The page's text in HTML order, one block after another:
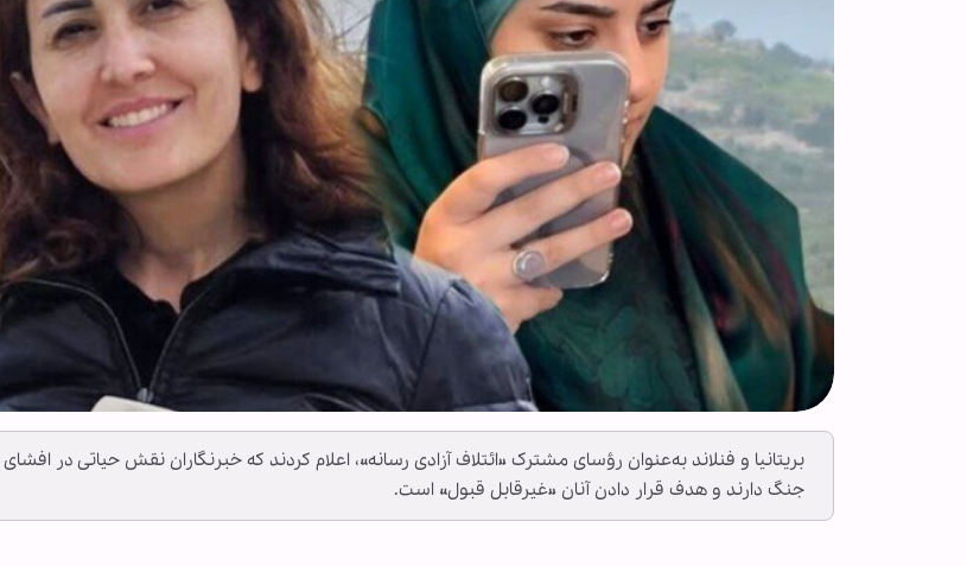
بریتانیا و فنلاند به‌عنوان رؤسای مشترک «ائتلاف آزادی رسانه»، اعلام کردند که خبرنگاران نقش حیاتی در
جنگ دارند و هدف قرار دادن آنان «غیرقابل قبول» است.